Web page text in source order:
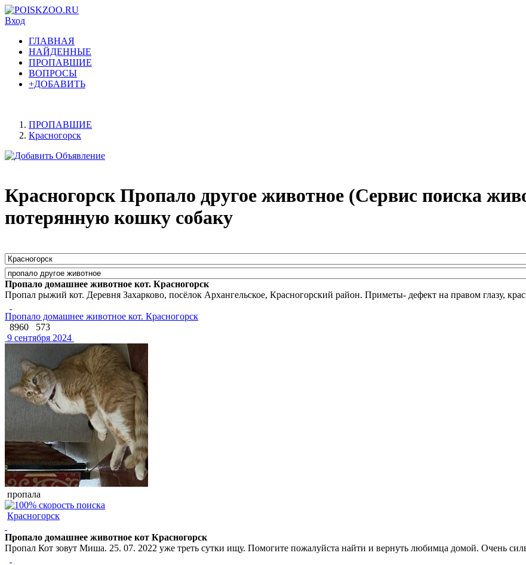
Вход
ГЛАВНАЯ
НАЙДЕННЫЕ
ПРОПАВШИЕ
ВОПРОСЫ
+ДОБАВИТЬ
ПРОПАВШИЕ
Красногорск
Красногорск Пропало другое животное (Сервис поиска
потерянную кошку собаку
Пропало домашнее животное кот. Красногорск
Пропал рыжий кот. Деревня Захарково, посёлок Архангельское, Красногорский район. Приметы- дефект на правом глазу,
Пропало домашнее животное кот. Красногорск
8960
573
9 сентября 2024
пропала
Красногорск
Пропало домашнее животное кот Красногорск
Пропал Кот зовут Миша. 25. 07. 2022 уже треть сутки ищу. Помогите пожалуйста найти и вернуть любимца домой. Очень